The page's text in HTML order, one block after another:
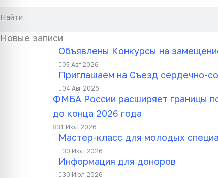
Новые записи
Объявлены Конкурсы на
05 Авг 2026
Приглашаем на Съезд сердечно-
04 Авг 2026
ФМБА России расширяет границы
до конца 2026 года
31 Июл 2026
Мастер-класс для молодых
30 Июл 2026
Информация для доноров
30 Июл 2026